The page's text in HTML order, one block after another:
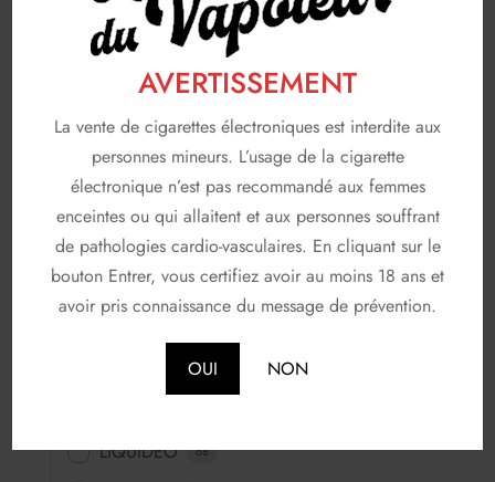
AVERTISSEMENT
La vente de cigarettes électroniques est interdite aux
personnes mineurs. L’usage de la cigarette
électronique n’est pas recommandé aux femmes
enceintes ou qui allaitent et aux personnes souffrant
de pathologies cardio-vasculaires. En cliquant sur le
bouton Entrer, vous certifiez avoir au moins 18 ans et
avoir pris connaissance du message de prévention.
OUI NON
Saveurs classiques
Saveurs fraiches 277
Saveurs fruitées 453
Saveurs fun 64
Saveurs gourmandes 83
FABRICANTS 116
A & L
LIQUIDEO 68